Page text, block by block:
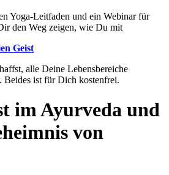
Yoga-Leitfaden und ein Webinar für
den Weg zeigen, wie Du mit
Geist
alle Deine Lebensbereiche
Beides ist für Dich kostenfrei.
im Ayurveda und
von